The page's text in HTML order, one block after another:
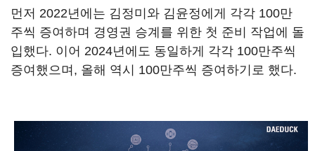
먼저 2022년에는 김정미와 김윤정에게 각각 100만
주씩 증여하며 경영권 승계를 위한 첫 준비 작업에 돌
입했다. 이어 2024년에도 동일하게 각각 100만주씩
증여했으며, 올해 역시 100만주씩 증여하기로 했다.